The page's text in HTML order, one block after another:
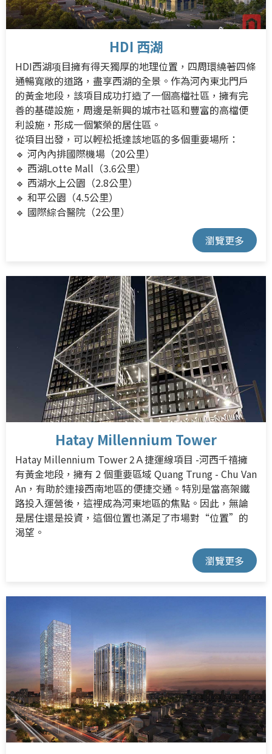
HDI 西湖
HDI西湖项目擁有得天獨厚的地理位置，四周環繞著四條
通暢寬敞的道路，盡享西湖的全景。作為河內東北門戶
的黃金地段，該項目成功打造了一個高檔社區，擁有完
善的基礎設施，周邊是新興的城市社區和豐富的高檔便
利設施，形成一個繁榮的居住區。
從項目出發，可以輕松抵達該地區的多個重要場所：
🔹 河內內排國際機場（20公里）
🔹 西湖Lotte Mall（3.6公里）
🔹 西湖水上公園（2.8公里）
🔹 和平公園（4.5公里）
🔹 國際綜合醫院（2公里）
瀏覽更多
Hatay Millennium Tower
Hatay Millennium Tower 2Ａ捷運線項目 -河西千禧擁
有黃金地段，擁有 2 個重要區域 Quang Trung - Chu Van
An，有助於連接西南地區的便捷交通。特別是當高架鐵
路投入運營後，這裡成為河東地區的焦點。因此，無論
是居住還是投資，這個位置也滿足了市場對“位置”的
渴望。
瀏覽更多